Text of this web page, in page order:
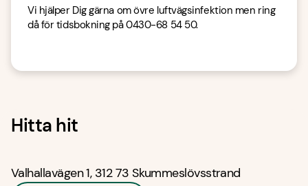
Vi hjälper Dig gärna om övre luftvägsinfektion men ring
då för tidsbokning på 0430-68 54 50.
Hitta hit
Valhallavägen 1, 312 73 Skummeslövsstrand